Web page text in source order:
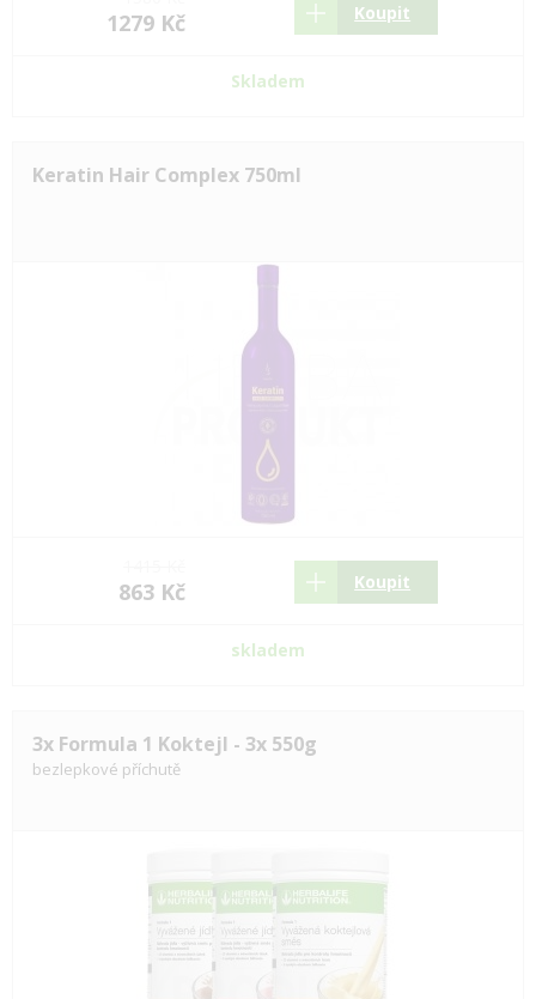
1279 Kč Koupit
Skladem
Keratin Hair Complex 750ml
863 Kč Koupit
skladem
3x Formula 1 Koktejl - 3x 550g
bezlepkové příchutě